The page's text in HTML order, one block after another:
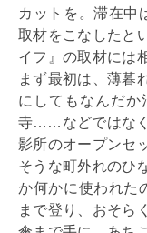
カットを。滞在中
取材をこなしたと
イフ』の取材には
まず最初は、薄暮
にしてもなんだ
寺……などではな
影所のオープンセ
そうな町外れのひ
か何かに使われた
まで登り、おそら